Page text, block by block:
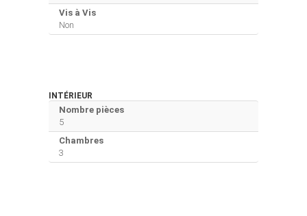
Vis à Vis
Non
INTÉRIEUR
Nombre pièces
5
Chambres
3